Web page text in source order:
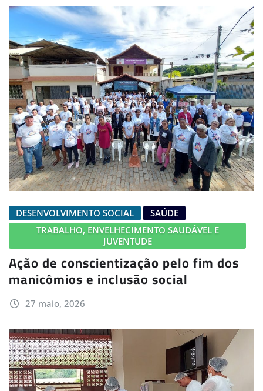
DESENVOLVIMENTO SOCIAL
SAÚDE
TRABALHO, ENVELHECIMENTO SAUDÁVEL E
JUVENTUDE
Ação de conscientização pelo fim dos
manicômios e inclusão social
27 maio, 2026